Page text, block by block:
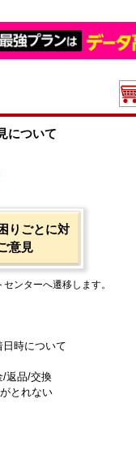
について
りごとに対
意見
ンターへ遷移します。
日時について
/返品/交換
とれない